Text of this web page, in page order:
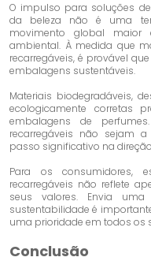
O impulso para soluções
da beleza não é uma
movimento global
ambiental. À medida que
recarregáveis, é provável
embalagens sustentáveis.
Materiais biodegradáveis,
ecologicamente corretas
embalagens de
recarregáveis ​​não sejam
passo significativo na
Para os consumidores,
recarregáveis ​​não reflete
seus valores. Envia
sustentabilidade é
uma prioridade em todos os
Conclusão